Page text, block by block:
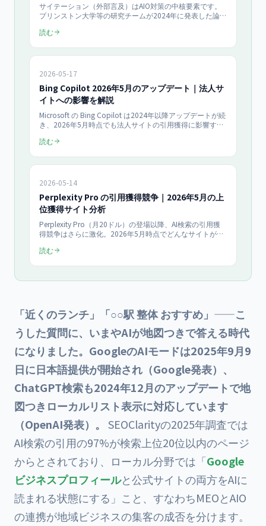
サイテーション（外部言及）はAIO対策の中核要素です。
プリンストン大学等の研究チームが2024年に発表した論文
40%向上しました。被リンクとの違い、AI回答の引用元に
読む
2026-05-17
Bing Copilot 2026年5月のアップデート｜法人サ
イトへの影響を解説
Microsoft の Bing Copilot は2024年以降アップデートが続
き、2026年5月時点でも法人サイトの引用獲得に影響する
Search の最新仕様と、法人サイトが取るべき対策を整理し
読む
2026-05-14
Perplexity Pro の引用獲得競争｜2026年5月の上
位獲得サイト分析
Perplexity Pro（月20ドル）の登場以降、AI検索の引用獲
得競争はさらに激化。2026年5月時点でどんなサイトが
件と法人サイトの対策を AIO担当者向けに整理します。
読む
「近くのランチ」「○○駅 整体 おすすめ」——こ
うした質問に、いまやAIが地図つきで答える時代
になりました。GoogleのAIモードは2025年9月9
日に日本語提供が開始され（Google発表）、
ChatGPT検索も2024年12月のアップデートで地
図つきローカルリスト表示に対応しています
（OpenAI発表）。 SEOClarityの2025年調査では
AI検索の引用の97%が検索上位20位以内のページ
からとされており、ローカル分野では「Google
ビジネスプロフィールと公式サイトの両方をAIに
読まれる状態にする」こと、すなわちMEOとAIO
の連携が地域ビジネスの集客の成否を分けます。